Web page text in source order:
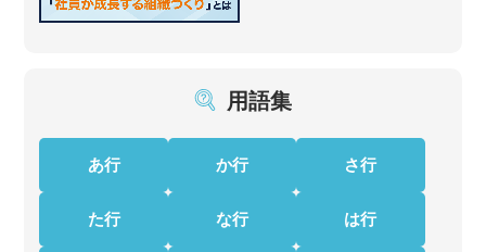
用語集
あ行 か行 さ行
た行 な行 は行